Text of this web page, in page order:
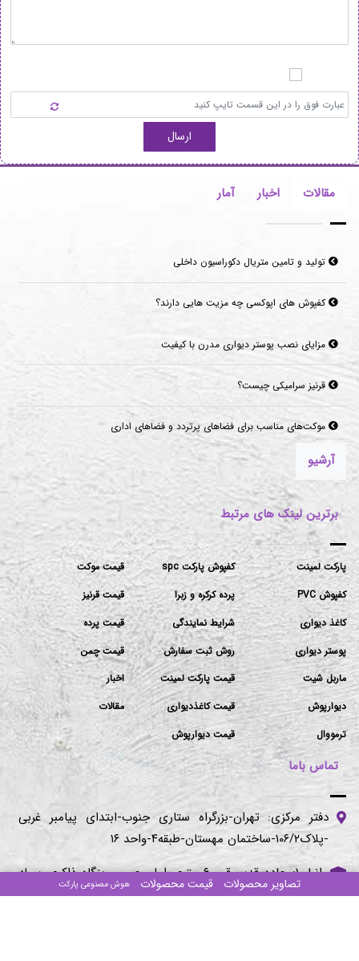
ارسال
مقالات اخبار آمار
تولید و تامین متریال دکوراسیون داخلی
کفپوش های اپوکسی چه مزیت هایی دارند؟
مزایای نصب پوستر دیواری مدرن با کیفیت
قرنیز سرامیکی چیست؟
موکت‌های مناسب برای فضاهای پرتردد و فضاهای اداری
آرشیو
برترین لینک های مرتبط
پارکت لمینت
کفپوش PVC
کاغذ دیواری
پوستر دیواری
ماربل شیت
دیوارپوش
ترمووال
کفپوش پارکت spc
پرده کرکره و زبرا
شرایط نمایندگی
روش ثبت سفارش
قیمت پارکت لمینت
قیمت کاغذدیواری
قیمت دیوارپوش
قیمت موکت
قیمت قرنیز
قیمت پرده
قیمت چمن
اخبار
مقالات
تماس باما
دفتر مرکزی: تهران-بزرگراه ستاری جنوب-ابتدای پیامبر غربی
-پلاک۱۰۶/۲-ساختمان مهستان-طبقه۴-واحد ۱۶
انبار ۱: جاده قدیم قم ۶۰ متری امام حسین بنگاه ذاکری سوله
طرح آذین (مراجعه با هماهنگی)
تصاویر محصولات قیمت محصولات هوش مصنوعی پارکت